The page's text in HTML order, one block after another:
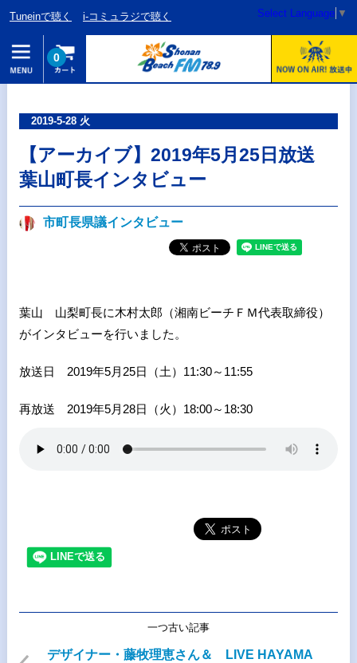
Tuneinで聴く i-コミュラジで聴く Select Language ▼
0
2019-5-28 火
【アーカイブ】2019年5月25日放送
葉山町長インタビュー
市町長県議インタビュー
葉山 山梨町長に木村太郎（湘南ビーチＦＭ代表取締役）
がインタビューを行いました。
放送日 2019年5月25日（土） 11:30～ 11:55
再放送 2019年5月28日（火） 18:00～ 18:30
一つ古い記事
デザイナー・藤牧理恵さん＆ LIVE HAYAMA